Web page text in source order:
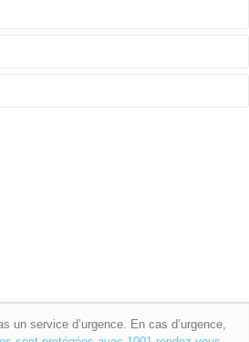
un service d’urgence. En cas d’urgence,